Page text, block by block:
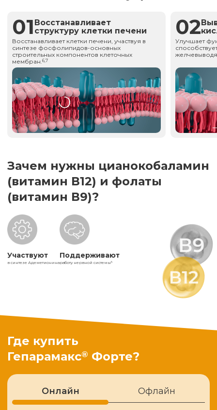
01 Восстанавливает
структуру клетки печени
Восстанавливает клетки печени, участвуя в
синтезе фосфолипидов-основных
строительных компонентов клеточных
мембран.6,7
02
Улучшает
Зачем нужны цианокобаламин
(витамин В12) и фолаты
(витамин В9)?
Участвуют
в синтезе Адеметионина
Поддерживают
работу нервной системы5
Где купить
Гепарамакс® Форте?
Онлайн Офлайн